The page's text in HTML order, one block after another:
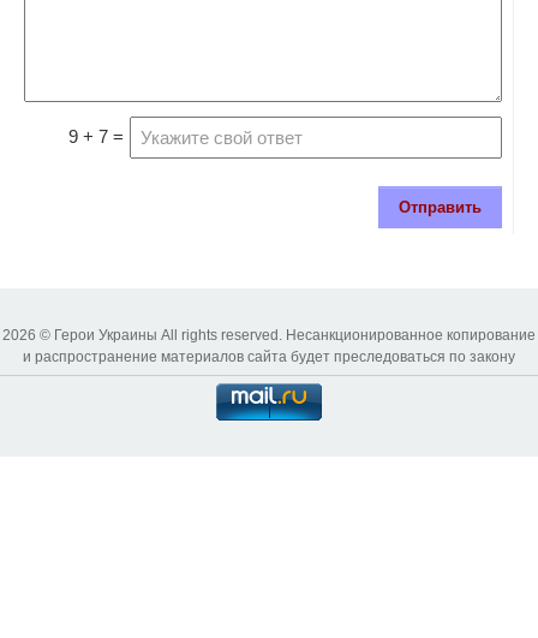
9 + 7 =
Отправить
2026 © Герои Украины All rights reserved. Несанкционированное копирование
и распространение материалов сайта будет преследоваться по закону